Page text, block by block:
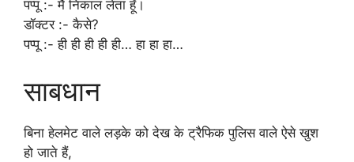
पप्पू :- मैं निकाल लेता हूँ।
डॉक्टर :- कैसे?
पप्पू :- ही ही ही ही ही… हा हा हा…
साबधान
बिना हेलमेट वाले लड़के को देख के ट्रैफिक पुलिस वाले ऐसे खुश
हो जाते हैं,